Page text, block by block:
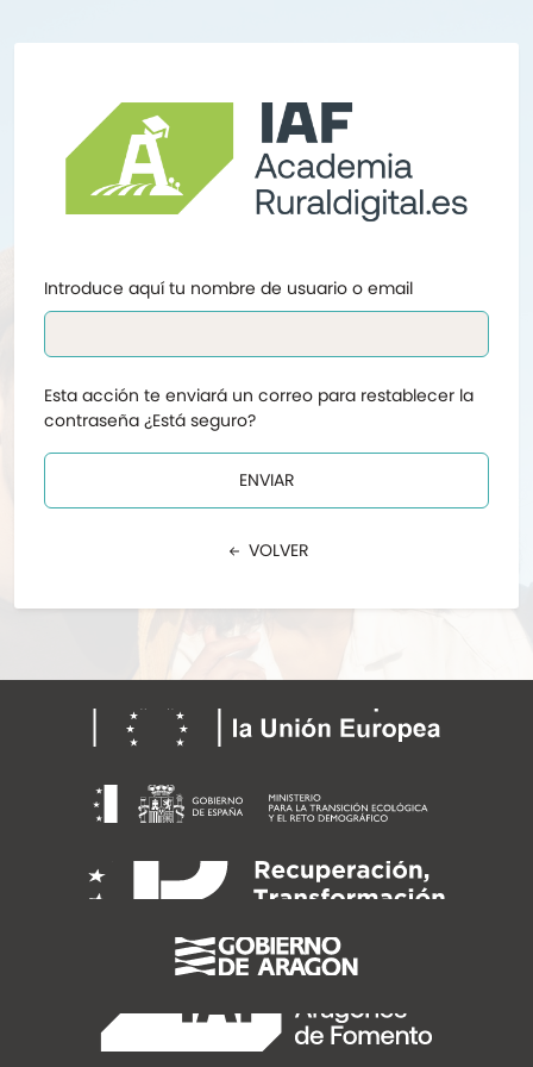
Introduce aquí tu nombre de usuario o email
Esta acción te enviará un correo para restablecer la
contraseña ¿Está seguro?
ENVIAR
VOLVER